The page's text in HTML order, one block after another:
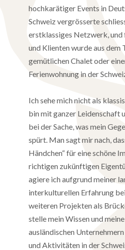
hochkarätiger Events in
Schweiz vergrösserte
erstklassiges Netzwerk,
und Klienten wurde aus dem
gemütlichen Chalet oder
Ferienwohnung in der
Ich sehe mich nicht als
bin mit ganzer Leidenschaft
bei der Sache, was mein
spürt. Man sagt mir nach,
Händchen“ für eine schöne
richtigen zukünftigen
agiere ich aufgrund meiner
interkulturellen Erfahrung
weiteren Projekten als
stelle mein Wissen und
ausländischen
und Aktivitäten in der